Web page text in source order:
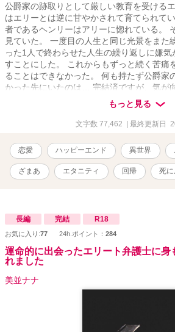
公爵家の跡取りとして厳しい教育を受ける
はエリーとは逆に甘やかされて育てられて
者であるヘンリーはアリーに惚れている。
見ていた。 一度目の人生と同じ光景をまた
った1人で終わらせた人生の繰り返しに嫌
すことにした。 これからもずっと続く苦痛
ることはできなかった。 何も持たず公爵家
かった先にいたのは… 完結済ですが、気が
もっと見る
文字数 77,462 | 最終更新日
恋愛 ハッピーエンド 異世界
ざまあ エタニティ 回帰 死に
長編 完結 R18
お気に入り:77 24h.ポイント： 284
運命的に出会ったエリート弁護士に身
れました
美並ナナ